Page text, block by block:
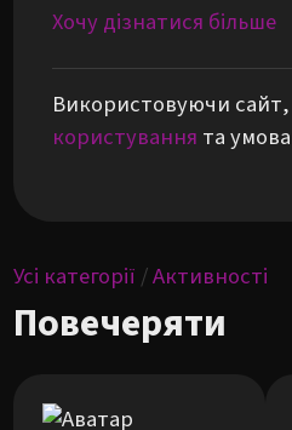
Хочу дізнатися більше
Використовуючи
користування та
Усі категорії /Активності
Повечеряти